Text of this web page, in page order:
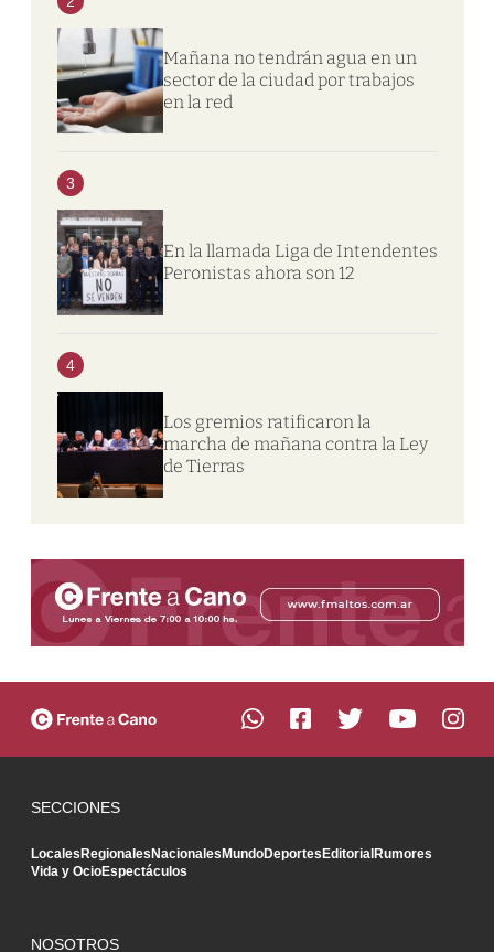
Mañana no tendrán agua en un
sector de la ciudad por trabajos
en la red
3
En la llamada Liga de Intendentes
Peronistas ahora son 12
4
Los gremios ratificaron la
marcha de mañana contra la Ley
de Tierras
SECCIONES
LocalesRegionalesNacionalesMundoDeportesEditorialRumores
Vida y OcioEspectáculos
NOSOTROS